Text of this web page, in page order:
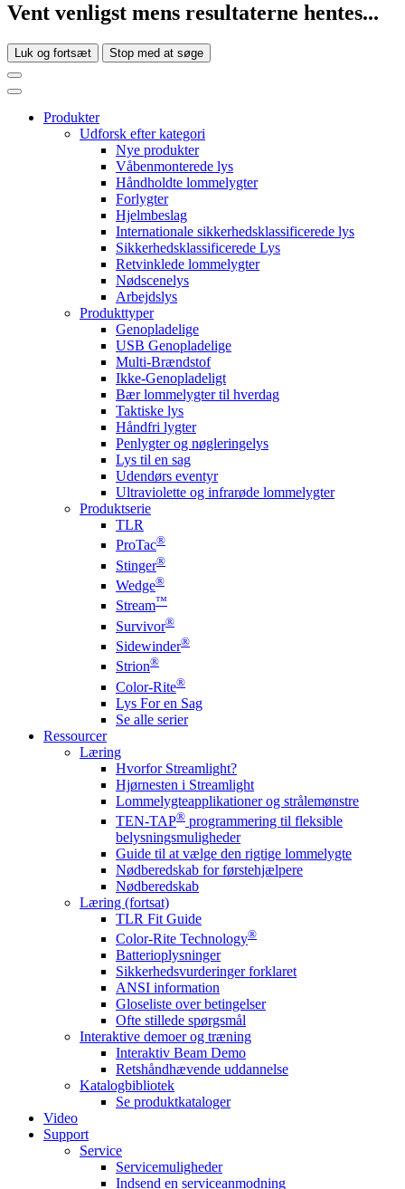
Vent venligst mens resultaterne hentes...
Luk og fortsæt Stop med at søge
Produkter
Udforsk efter kategori
Nye produkter
Våbenmonterede lys
Håndholdte lommelygter
Forlygter
Hjelmbeslag
Internationale sikkerhedsklassificerede lys
Sikkerhedsklassificerede Lys
Retvinklede lommelygter
Nødscenelys
Arbejdslys
Produkttyper
Genopladelige
USB Genopladelige
Multi-Brændstof
Ikke-Genopladeligt
Bær lommelygter til hverdag
Taktiske lys
Håndfri lygter
Penlygter og nøgleringelys
Lys til en sag
Udendørs eventyr
Ultraviolette og infrarøde lommelygter
Produktserie
TLR
ProTac®
Stinger®
Wedge®
Stream™
Survivor®
Sidewinder®
Strion®
Color-Rite®
Lys For en Sag
Se alle serier
Ressourcer
Læring
Hvorfor Streamlight?
Hjørnesten i Streamlight
Lommelygteapplikationer og strålemønstre
TEN-TAP® programmering til fleksible
belysningsmuligheder
Guide til at vælge den rigtige lommelygte
Nødberedskab for førstehjælpere
Nødberedskab
Læring (fortsat)
TLR Fit Guide
Color-Rite Technology®
Batterioplysninger
Sikkerhedsvurderinger forklaret
ANSI information
Gloseliste over betingelser
Ofte stillede spørgsmål
Interaktive demoer og træning
Interaktiv Beam Demo
Retshåndhævende uddannelse
Katalogbibliotek
Se produktkataloger
Video
Support
Service
Servicemuligheder
Indsend en serviceanmodning